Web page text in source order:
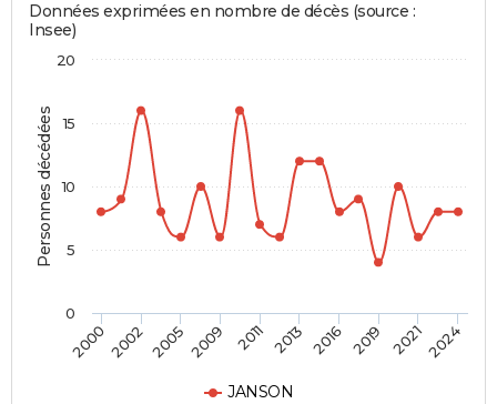
Personnes décédées
Données exprimées en nombre de décès (source :
Insee)
JANSON
20002002 20052009 2011 2013 2016 2019 20212024
0
5
10
15
20